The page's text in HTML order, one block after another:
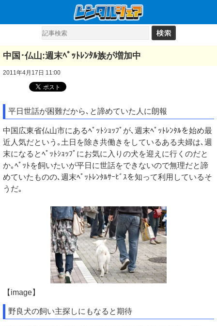
中国･仏山:週末ﾍﾟｯﾄﾚﾝﾀﾙ族が増加中
2011年4月17日 11:00
平日世話が困難だから､と諦めていた人に朗報
中国広東省仏山市にあるﾍﾟｯﾄｼｮｯﾌﾟが､週末ﾍﾟｯﾄﾚﾝﾀﾙを始め最
近人気だという｡土日を除き共働きをしているある夫婦は､週
末になるとﾍﾟｯﾄｼｮｯﾌﾟにお気に入りの犬を迎えに行くのだと
か｡ﾍﾟｯﾄを飼いたいが平日に世話をできないので無理だと諦
めていたものの､週末ﾍﾟｯﾄﾚﾝﾀﾙｻｰﾋﾞｽを知って利用しているそ
うだ｡
【image】
野良犬の飼い主探しにもなると期待